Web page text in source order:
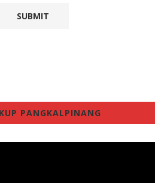
PANGKALPINANG